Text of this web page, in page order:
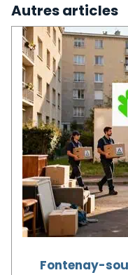
Autres articles
Fontenay-